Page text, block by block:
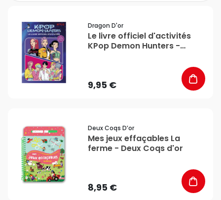
Dragon D'or
Le livre officiel d'activités
KPop Demon Hunters -
9,95 €
Deux Coqs D’or
Mes jeux effaçables La
ferme - Deux Coqs d'or
8,95 €